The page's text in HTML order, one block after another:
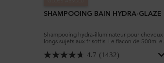
SHAMPOOING BAIN HYDRA-GLAZE
Shampooing hydra-illuminateur pour cheveux
longs sujets aux frisottis. Le flacon de 500ml est
4.7 (1432)